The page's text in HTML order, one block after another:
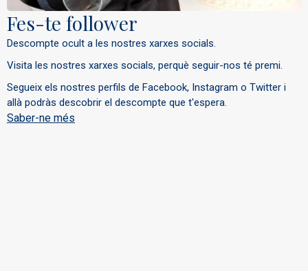
Fes-te follower
Descompte ocult a les nostres xarxes socials.
Visita les nostres xarxes socials, perquè seguir-nos té premi.
Segueix els nostres perfils de Facebook, Instagram o Twitter i
allà podràs descobrir el descompte que t'espera.
Saber-ne més